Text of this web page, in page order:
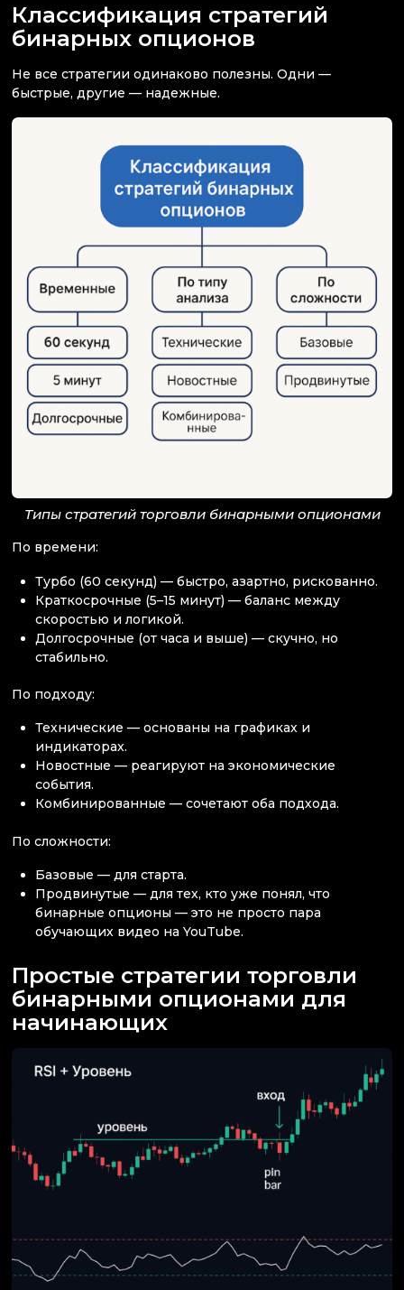
Классификация стратегий
бинарных опционов
Не все стратегии одинаково полезны. Одни —
быстрые, другие — надежные.
Типы стратегий торговли бинарными опционами
По времени:
Турбо (60 секунд) — быстро, азартно, рискованно.
Краткосрочные (5–15 минут) — баланс между
скоростью и логикой.
Долгосрочные (от часа и выше) — скучно, но
стабильно.
По подходу:
Технические — основаны на графиках и
индикаторах.
Новостные — реагируют на экономические
события.
Комбинированные — сочетают оба подхода.
По сложности:
Базовые — для старта.
Продвинутые — для тех, кто уже понял, что
бинарные опционы — это не просто пара
обучающих видео на YouTube.
Простые стратегии торговли
бинарными опционами для
начинающих